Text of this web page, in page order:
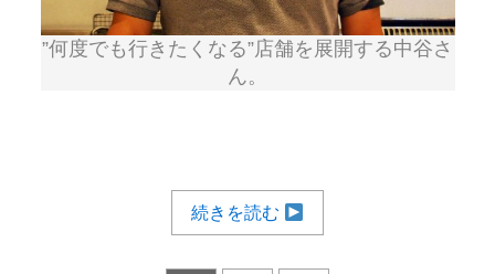
”何度でも行きたくなる”店舗を展開する中谷さ
ん。
続きを読む